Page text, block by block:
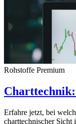
Rohstoffe Premium
Erfahre jetzt, bei
charttechnischer Sicht